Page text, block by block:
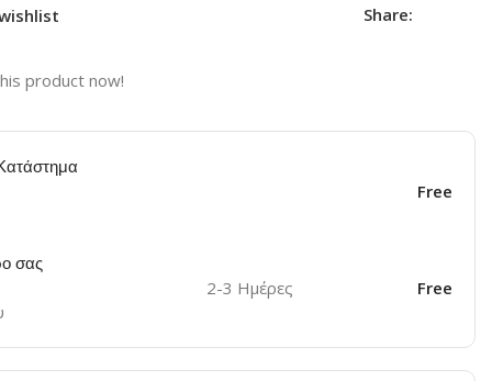
Share:
product now!
Free
σας
2-3 Ημέρες Free